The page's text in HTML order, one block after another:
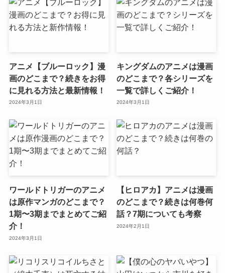
アニメ【ブルーロック】漫
画のどこまで？続きをお得
に見れる方法と最新情報！
2024年3月1日
キングダムのアニメは漫画
のどこまで？各シリーズを
一覧で詳しくご紹介！
2024年3月1日
ワールドトリガーのアニメ
は原作マンガのどこまで？
1期〜3期までまとめてご紹
介！
2024年3月1日
【ヒロアカ】アニメは漫画
のどこまで？続きは何巻何
話？7期についても考察
2024年2月1日